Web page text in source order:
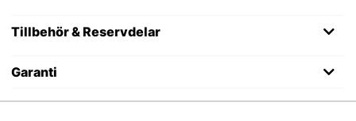
Tillbehör & Reservdelar
Garanti